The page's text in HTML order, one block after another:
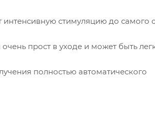
стимуляцию до самого
прост в уходе и может быть
полностью автоматического